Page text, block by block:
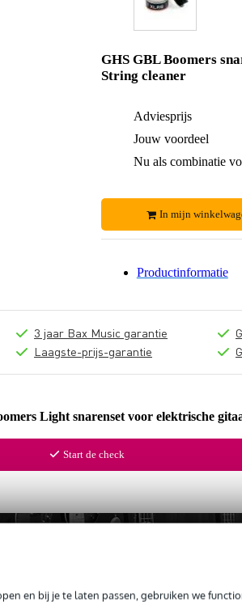
en bij je te laten passen, gebruiken we
GHS GBL Boomers
String cleaner
Adviesprijs
Jouw voordeel
Nu als combinatie
In mijn
Productinformatie
3 jaar Bax Music garantie
Laagste-prijs-garantie
Light snarenset voor elektrische
Start de check